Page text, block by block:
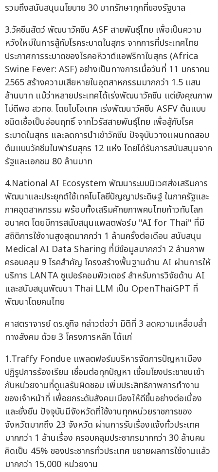
รวมถึงสนับสนุนนโยบาย 30 บาทรักษาทุกที่ของรัฐบาล
3.วัคซีนสัตว์ พัฒนาวัคซีน ASF สายพันธุ์ไทย เพื่อเป็นความ
หวังใหม่ในการสู้กับโรคระบาดในสุกร จากการที่ประเทศไทย
ประกาศการระบาดของโรคอหิวาต์แอฟริกาในสุกร (Africa
Swine Fever: ASF) อย่างเป็นทางการเมื่อวันที่ 11 มกราคม
2565 สร้างความเสียหายในอุตสาหกรรมมากกว่า 1.5 แสน
ล้านบาท แม้ว่าหลายประเทศได้เร่งพัฒนาวัคซีน แต่ยังคุณภาพ
ไม่ดีพอ สวทช. โดยไบโอเทค เร่งพัฒนาวัคซีน ASFV ต้นแบบ
ชนิดเชื้อเป็นอ่อนฤทธิ์ จากไวรัสสายพันธุ์ไทย เพื่อสู้กับโรค
ระบาดในสุกร และลดการนำเข้าวัคซีน ปัจจุบันวางแผนทดสอบ
ต้นแบบวัคซีนในฟาร์มสุกร 12 แห่ง โดยได้รับการสนับสนุนจาก
รัฐและเอกชน 80 ล้านบาท
4.National AI Ecosystem พัฒนาระบบนิเวศส่งเสริมการ
พัฒนาและประยุกต์ใช้เทคโนโลยีปัญญาประดิษฐ์ ในภาครัฐและ
ภาคอุตสาหกรรม พร้อมทั้งเสริมศักยภาพคนไทยก้าวทันโลก
อนาคต โดยมีการสนับสนุนแพลตฟอร์ม "AI for Thai" ที่มี
สถิติการใช้งานสูงสุดมากกว่า 1 ล้านครั้งต่อเดือน สนับสนุน
Medical AI Data Sharing ที่มีข้อมูลมากกว่า 2 ล้านภาพ
ครอบคลุม 9 โรคสำคัญ โครงสร้างพื้นฐานด้าน AI ผ่านการให้
บริการ LANTA ซูเปอร์คอมพิวเตอร์ สำหรับการวิจัยด้าน AI
และสนับสนุนพัฒนา Thai LLM เป็น OpenThaiGPT ที่
พัฒนาโดยคนไทย
ศาสตราจารย์ ดร.ชูกิจ กล่าวต่อว่า มิติที่ 3 ลดความเหลื่อมล้ำ
ทางสังคม ด้วย 3 โครงการหลัก ได้แก่
1.Traffy Fondue แพลตฟอร์มบริหารจัดการปัญหาเมือง
ปฏิรูปการร้องเรียน เชื่อมต่อทุกปัญหา เชื่อมโยงประชาชนเข้า
กับหน่วยงานที่ดูแลรับผิดชอบ เพิ่มประสิทธิภาพการทำงาน
ของเจ้าหน้าที่ เพื่อยกระดับสังคมเมืองให้ดีขึ้นอย่างต่อเนื่อง
และยั่งยืน ปัจจุบันมีจังหวัดที่ใช้งานทุกหน่วยราชการของ
จังหวัดมากถึง 23 จังหวัด ผ่านการรับเรื่องแจ้งทั่วประเทศ
มากกว่า 1 ล้านเรื่อง ครอบคลุมประชากรมากกว่า 30 ล้านคน
คิดเป็น 45% ของประชากรทั่วประเทศ ขยายผลการใช้งานแล้ว
มากกว่า 15,000 หน่วยงาน